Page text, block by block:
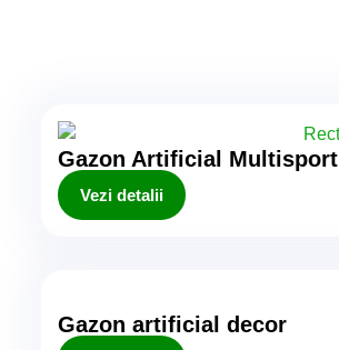
Gazon Artificial Multisport
Vezi detalii
Gazon artificial decor